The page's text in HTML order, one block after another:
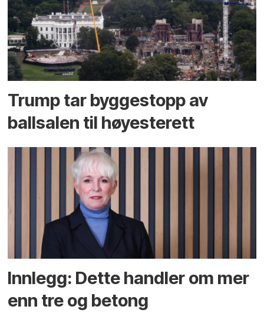
Trump tar byggestopp av
ballsalen til høyesterett
Innlegg: Dette handler om mer
enn tre og betong